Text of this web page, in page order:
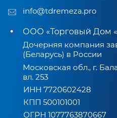
info@tdremeza.pro
ООО «Торговый Дом
Дочерняя компания
(Беларусь) в России
Московская обл., г.
вл. 253
ИНН 7720602428
КПП 500101001
ОГРН 1077763870667